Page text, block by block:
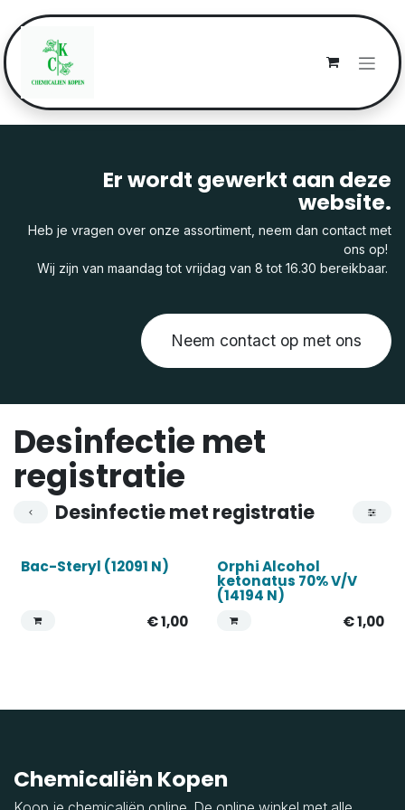
Er wordt gewerkt aan deze
website.
Heb je vragen over onze assortiment, neem dan contact met
ons op!
Wij zijn van maandag tot vrijdag van 8 tot 16.30 bereikbaar.
Neem contact op met ons
Desinfectie met
registratie
Desinfectie met registratie
Bac-Steryl (12091 N)
€1,00
Orphi Alcohol
ketonatus 70% V/V
(14194 N)
€1,00
Chemicaliën Kopen